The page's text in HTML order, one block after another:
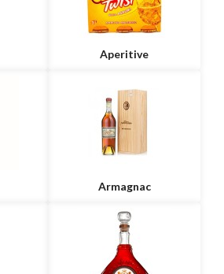
Aperitive
Armagnac